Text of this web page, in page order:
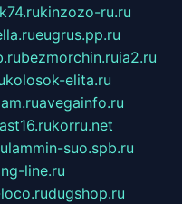
kinzozo-ru.ru
eugrus.pp.ru
bezmorchin.ruia2.ru
kolosok-elita.ru
avegainfo.ru
korru.net
lammin-suo.spb.ru
line.ru
dugshop.ru